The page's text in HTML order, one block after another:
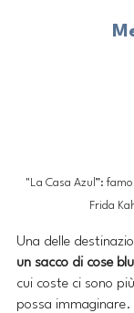
"La Casa Azul”:
Frida
Una delle
un sacco di cose
cui coste ci sono
possa immaginare.